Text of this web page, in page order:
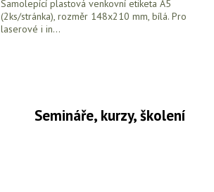
Samolepící plastová venkovní etiketa A5
(2ks/stránka), rozměr 148x210 mm, bílá. Pro
laserové i in...
Semináře, kurzy, školení